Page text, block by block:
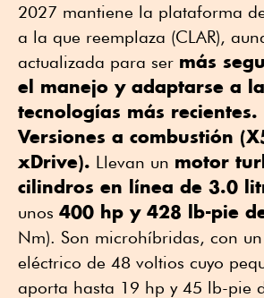
2027 mantiene la plataforma
a la que reemplaza (CLAR),
actualizada para ser más
el manejo y adaptarse a
tecnologías más recientes.
Versiones a combustión
xDrive). Llevan un motor
cilindros en línea de 3.0
unos 400 hp y 428 lb-pie
Nm). Son microhíbridas, con
eléctrico de 48 voltios cuyo
aporta hasta 19 hp y 45 lb-pie